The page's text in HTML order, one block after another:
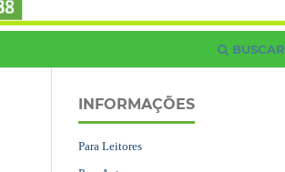
BUSCAR
INFORMAÇÕES
Para Leitores